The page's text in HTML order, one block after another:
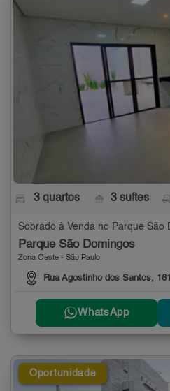
3 quartos 3 suítes
Parque São Domingos
Zona Oeste - São Paulo
Rua Agostinho dos Santos, 161
WhatsApp
Oportunidade